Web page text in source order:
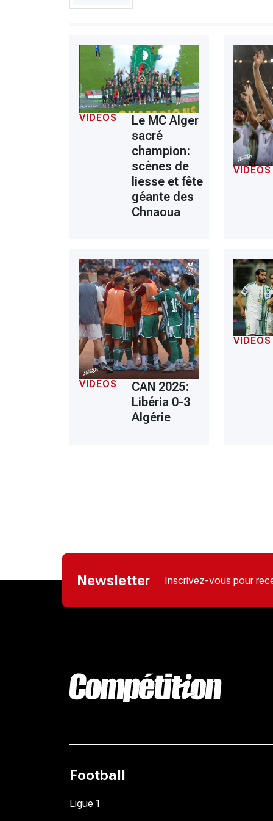
VIDÉOS
Le MC Alger
sacré
champion:
scènes de
liesse et fête
géante des
Chnaoua
VIDÉOS
VIDÉOS
CAN 2025:
Libéria 0-3
Algérie
VIDÉOS
Newsletter Inscrivez-vous pour
Football
Ligue 1